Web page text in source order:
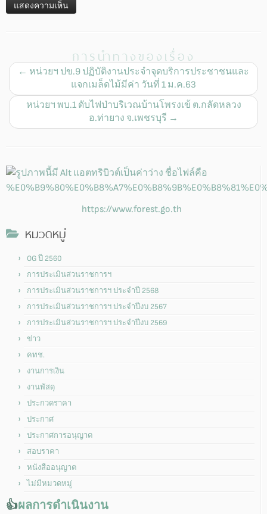
การนำทางของเรื่อง
← หน่วยฯ ปข.9 ปฏิบัติงานประจำจุดบริการประชาชนและ
แจกเมล็ดไม้มีค่า วันที่ 1 ม.ค.63
หน่วยฯ พบ.1 ดับไฟป่าบริเวณบ้านโพรงเข้ ต.กลัดหลวง
อ.ท่ายาง จ.เพชรบุรี →
https://www.forest.go.th
หมวดหมู่
OG ปี 2560
การประเมินส่วนราชการฯ
การประเมินส่วนราชการฯ ประจำปี 2568
การประเมินส่วนราชการฯ ประจำปีงบ 2567
การประเมินส่วนราชการฯ ประจำปีงบ 2569
ข่าว
คทช.
งานการเงิน
งานพัสดุ
ประกวดราคา
ประกาศ
ประกาศการอนุญาต
สอบราคา
หนังสืออนุญาต
ไม่มีหมวดหมู่
👍ผลการดำเนินงาน